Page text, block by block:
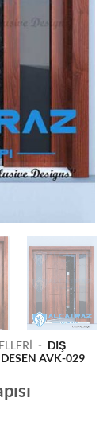
- DIŞ
AVK-029